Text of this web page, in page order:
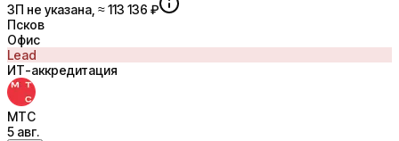
ЗП не указана, ≈ 113 136 ₽
Псков
Офис
Lead
ИТ-аккредитация
МТС
5 авг.